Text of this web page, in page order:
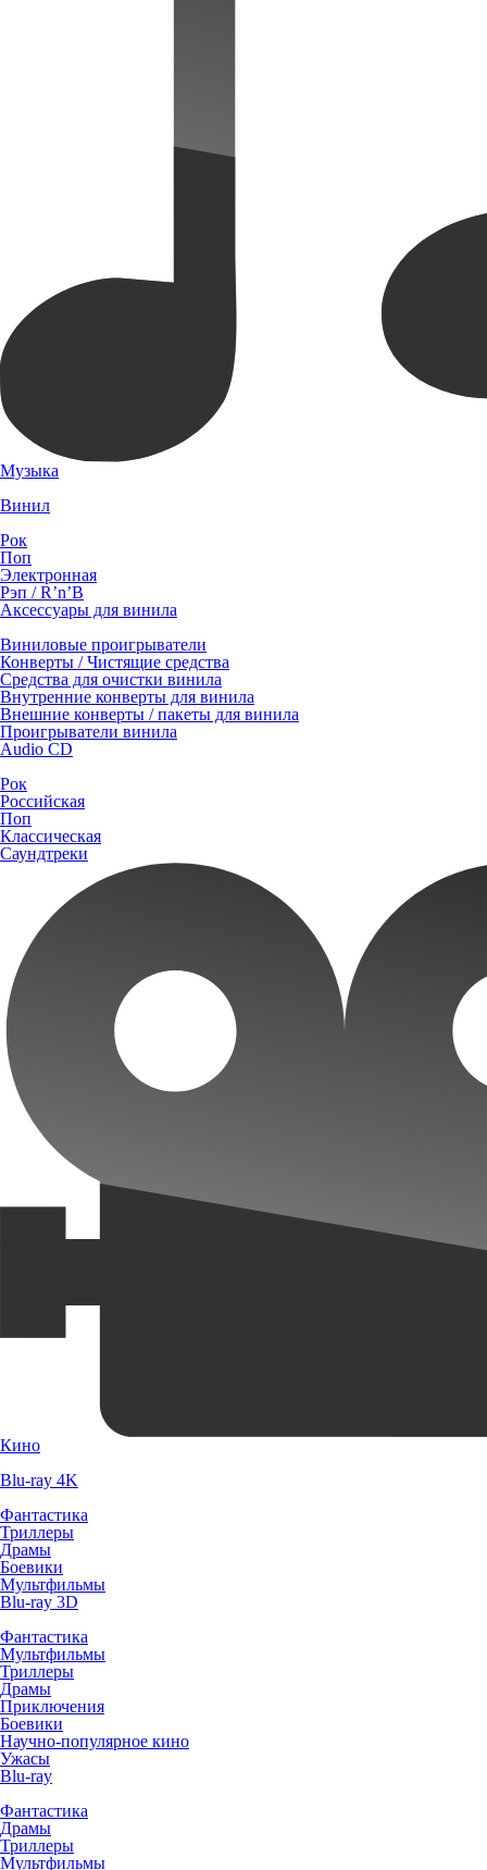
Музыка
Винил
Рок
Поп
Электронная
Рэп / R’n’B
Аксессуары для винила
Виниловые проигрыватели
Конверты / Чистящие средства
Средства для очистки винила
Внутренние конверты для винила
Внешние конверты / пакеты для винила
Проигрыватели винила
Audio CD
Рок
Российская
Поп
Классическая
Саундтреки
Кино
Blu-ray 4K
Фантастика
Триллеры
Драмы
Боевики
Мультфильмы
Blu-ray 3D
Фантастика
Мультфильмы
Триллеры
Драмы
Приключения
Боевики
Научно-популярное кино
Ужасы
Blu-ray
Фантастика
Драмы
Триллеры
Мультфильмы